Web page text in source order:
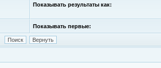
Показывать результаты как:
Показывать первые: